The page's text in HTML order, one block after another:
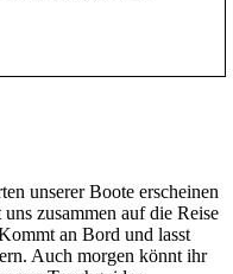
unserer Boote erscheinen
zusammen auf die Reise
an Bord und lasst
Auch morgen könnt ihr